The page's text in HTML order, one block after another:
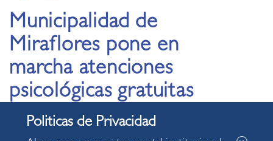
Municipalidad de
Miraflores pone en
marcha atenciones
psicológicas gratuitas
en casas del adulto